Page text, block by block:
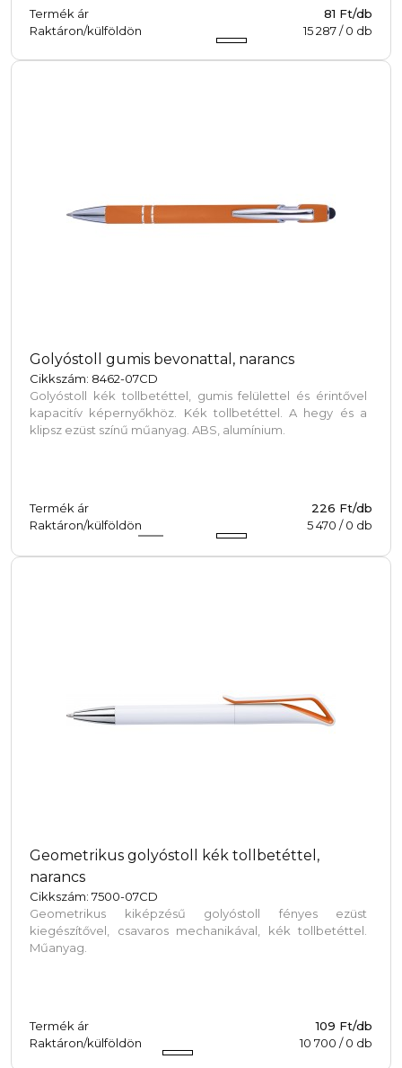
Termék ár
81 Ft/db
Raktáron/külföldön
15 287/0 db
Golyóstoll gumis bevonattal, narancs
Cikkszám: 8462-07CD
Golyóstoll kék tollbetéttel, gumis felülettel és érintővel
kapacitív képernyőkhöz. Kék tollbetéttel. A hegy és a
klipsz ezüst színű műanyag. ABS, alumínium.
Termék ár
226 Ft/db
Raktáron/külföldön
5 470 /0 db
Geometrikus golyóstoll kék tollbetéttel,
narancs
Cikkszám: 7500-07CD
Geometrikus kiképzésű golyóstoll fényes ezüst
kiegészítővel, csavaros mechanikával, kék tollbetéttel.
Műanyag.
Termék ár
109 Ft/db
Raktáron/külföldön
10 700 /0 db